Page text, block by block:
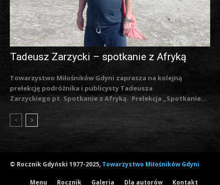
Tadeusz Zarzycki – spotkanie z Afryką
Towarzystwo Miłośników Gdyni zaprasza na kolejną
prelekcję podróżnika i publicysty Tadeusza
Zarzyckiego pt. Spotkanie z Afryką. Prelekcja „Spotkanie...
© Rocznik Gdyński 1977-2025, Towarzystwo Miłośników Gdyni
Menu Rocznik Galeria Dla autorów Kontakt